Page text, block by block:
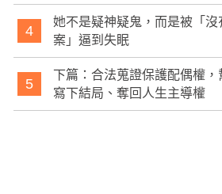
4
她不是疑神疑鬼，而是被「沒
案」逼到失眠
5
下篇：合法蒐證保護配偶權，
寫下結局、奪回人生主導權